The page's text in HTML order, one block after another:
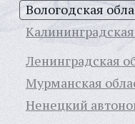
Вологодская
Ленинградская
Мурманская
Ненецкий